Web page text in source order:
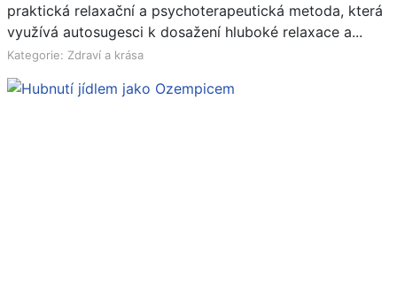
praktická relaxační a psychoterapeutická metoda, která
využívá autosugesci k dosažení hluboké relaxace a...
Kategorie: Zdraví a krása